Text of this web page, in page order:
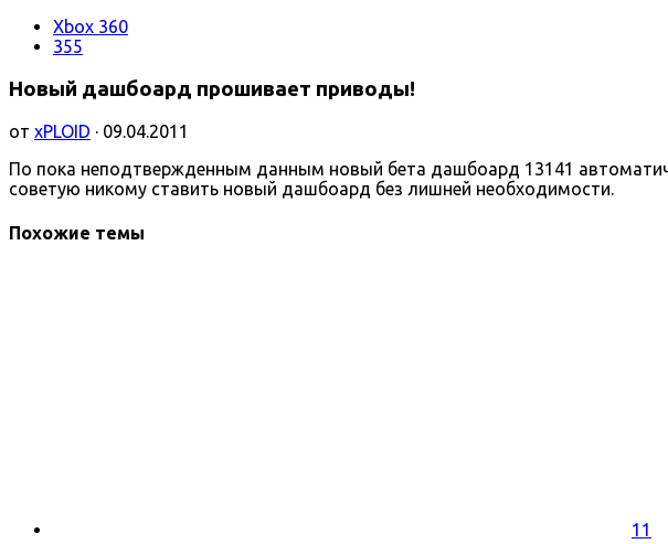
Xbox 360
355
Новый дашбоард прошивает приводы!
от xPLOID · 09.04.2011
По пока неподтвержденным данным новый бета дашбоард 13141
советую никому ставить новый дашбоард без лишней необходимости.
Похожие темы
11